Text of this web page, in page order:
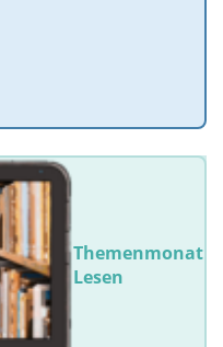
Themenmonat
Lesen